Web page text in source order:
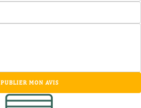
PUBLIER MON AVIS